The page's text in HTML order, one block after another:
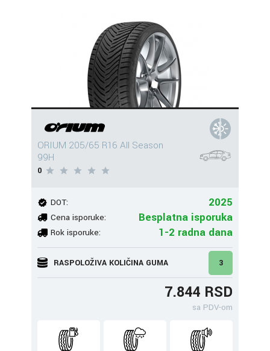
ORIUM 205/65 R16 All Season
99H
0
DOT: 2025
Cena isporuke: Besplatna isporuka
Rok isporuke: 1-2 radna dana
RASPOLOŽIVA KOLIČINA GUMA 3
7.844 RSD
sa PDV-om